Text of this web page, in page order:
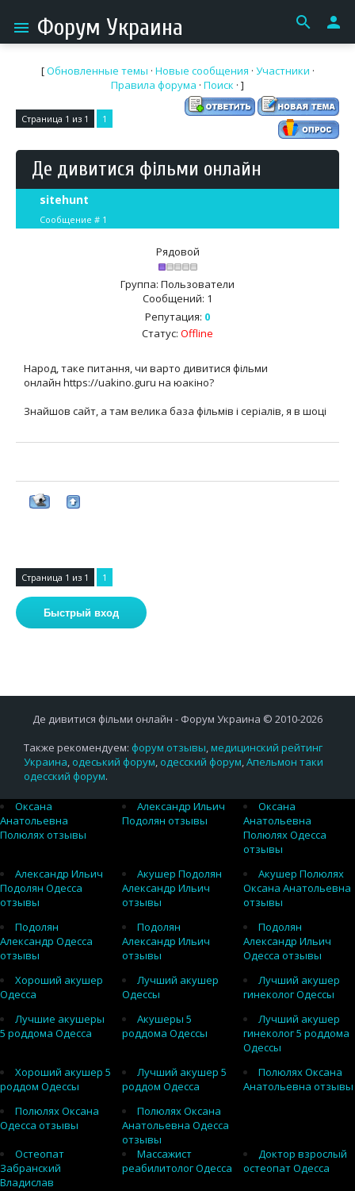
menu Форум Украина search person
[Обновленные темы · Новые сообщения · Участники ·
Правила форума · Поиск · ]
Страница 1 из 1 1
Де дивитися фільми онлайн
sitehunt
Сообщение # 1
Рядовой
Группа: Пользователи
Сообщений: 1
Репутация: 0
Статус: Offline
Народ, таке питання, чи варто дивитися фільми
онлайн https://uakino.guru на юакіно?
Знайшов сайт, а там велика база фільмів і серіалів, я в шоці
Страница 1 из 1 1
Де дивитися фільми онлайн - Форум Украина © 2010-2026
Также рекомендуем: форум отзывы,медицинский рейтинг
Украина, одеський форум, одесский форум,Апельмон таки
одесский форум.
Оксана
Анатольевна
Полюлях отзывы
Александр Ильич
Подолян отзывы
Оксана
Анатольевна
Полюлях Одесса
отзывы
Александр Ильич
Подолян Одесса
отзывы
Акушер Подолян
Александр Ильич
отзывы
Акушер Полюлях
Оксана Анатольевна
отзывы
Подолян
Александр Одесса
отзывы
Подолян
Александр Ильич
отзывы
Подолян
Александр Ильич
Одесса отзывы
Хороший акушер
Одесса
Лучший акушер
Одессы
Лучший акушер
гинеколог Одессы
Лучшие акушеры
5 роддома Одесса
Акушеры 5
роддома Одессы
Лучший акушер
гинеколог 5 роддома
Одессы
Хороший акушер 5
роддом Одессы
Лучший акушер 5
роддом Одесса
Полюлях Оксана
Анатольевна отзывы
Полюлях Оксана
Одесса отзывы
Полюлях Оксана
Анатольевна Одесса
отзывы
Остеопат
Забранский
Владислав
Массажист
реабилитолог Одесса
Доктор взрослый
остеопат Одесса